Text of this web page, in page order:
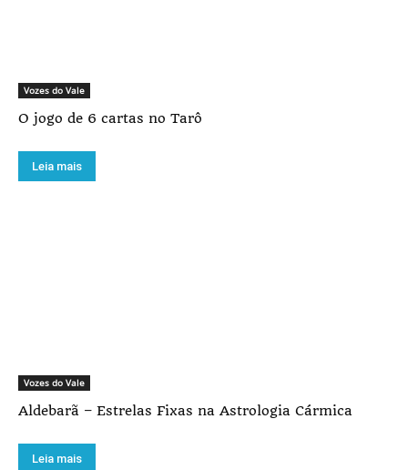
Vozes do Vale
O jogo de 6 cartas no Tarô
Leia mais
Vozes do Vale
Aldebarã – Estrelas Fixas na Astrologia Cármica
Leia mais